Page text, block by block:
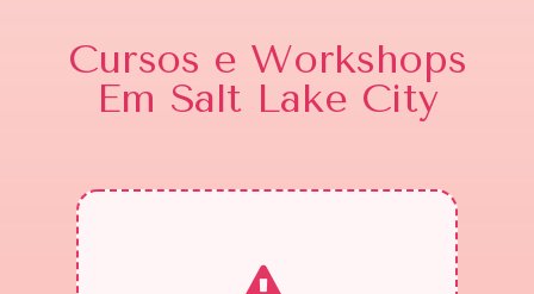
Cursos e Workshops
Em Salt Lake City